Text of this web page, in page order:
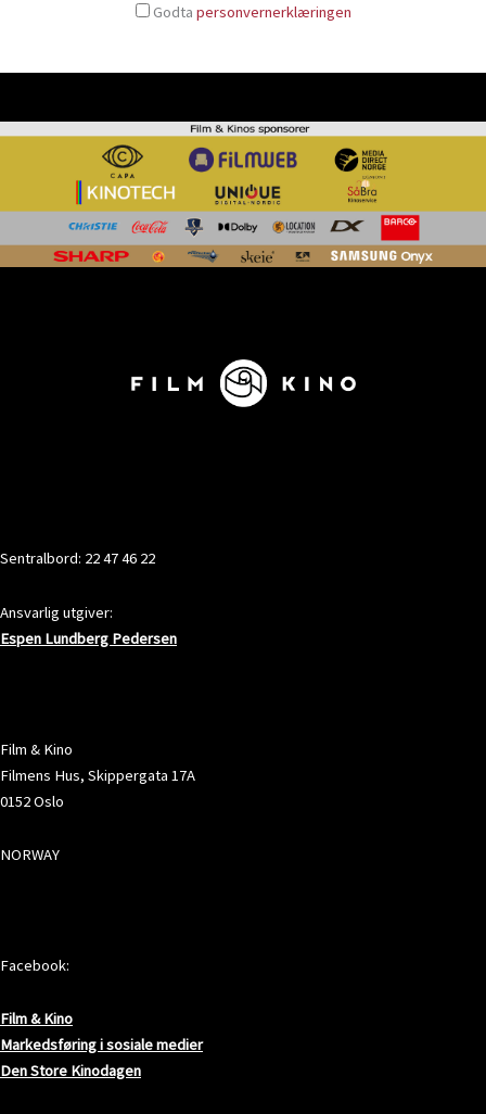
Godta personvernerklæringen
Sentralbord: 22 47 46 22
Ansvarlig utgiver:
Espen Lundberg Pedersen
Film & Kino
Filmens Hus, Skippergata 17A
0152 Oslo
NORWAY
Facebook:
Film & Kino
Markedsføring i sosiale medier
Den Store Kinodagen